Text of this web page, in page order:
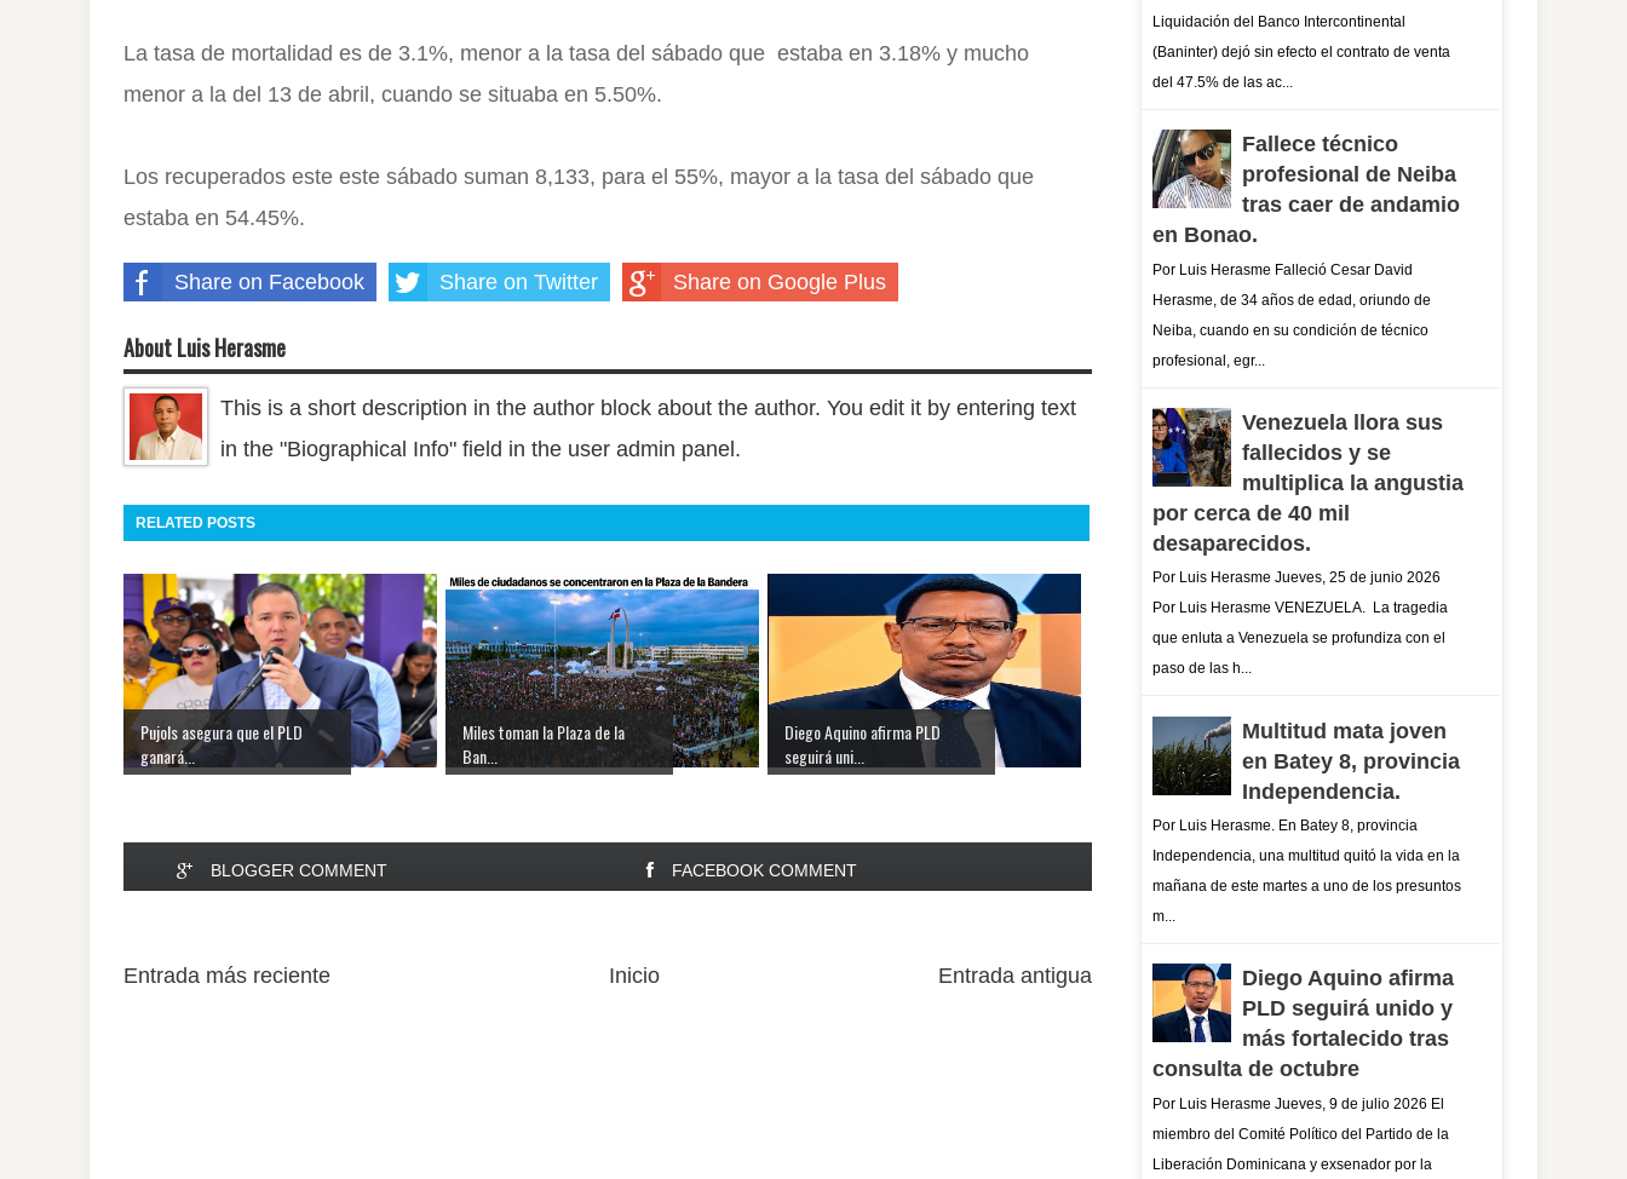
La tasa de mortalidad es de 3.1%, menor a la tasa del sábado que estaba en 3.18% y mucho
menor a la del 13 de abril, cuando se situaba en 5.50%.
Los recuperados este este sábado suman 8,133, para el 55%, mayor a la tasa del sábado que
estaba en 54.45%.
Share on Facebook Share on Twitter Share on Google Plus
About Luis Herasme
This is a short description in the author block about the author. You edit it by entering text
in the "Biographical Info" field in the user admin panel.
RELATED POSTS
Pujols asegura que el PLD
ganará...
Miles toman la Plaza de la
Ban...
Diego Aquino afirma PLD
seguirá uni...
BLOGGER COMMENT FACEBOOK COMMENT
Entrada más reciente Entrada antigua
Inicio
Liquidación del Banco Intercontinental
(Baninter) dejó sin efecto el contrato de venta
del 47.5% de las ac...
Fallece técnico
profesional de Neiba
tras caer de andamio
en Bonao.
Por Luis Herasme Falleció Cesar David
Herasme, de 34 años de edad, oriundo de
Neiba, cuando en su condición de técnico
profesional, egr...
Venezuela llora sus
fallecidos y se
multiplica la angustia
por cerca de 40 mil
desaparecidos.
Por Luis Herasme Jueves, 25 de junio 2026
Por Luis Herasme VENEZUELA. La tragedia
que enluta a Venezuela se profundiza con el
paso de las h...
Multitud mata joven
en Batey 8, provincia
Independencia.
Por Luis Herasme. En Batey 8, provincia
Independencia, una multitud quitó la vida en la
mañana de este martes a uno de los presuntos
m...
Diego Aquino afirma
PLD seguirá unido y
más fortalecido tras
consulta de octubre
Por Luis Herasme Jueves, 9 de julio 2026 El
miembro del Comité Político del Partido de la
Liberación Dominicana y exsenador por la